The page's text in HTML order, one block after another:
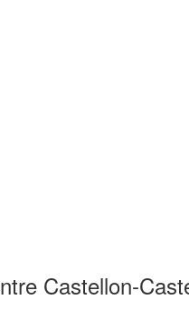
Castellon-